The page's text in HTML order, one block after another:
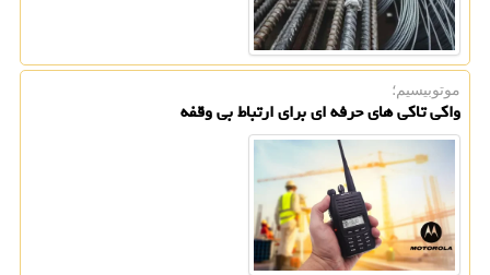
موتوبیسیم؛
واکی تاکی های حرفه ای برای ارتباط بی وقفه